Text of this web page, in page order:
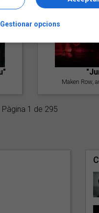
Maken Row,
Pàgina 1 de 295
Gestionar opcions